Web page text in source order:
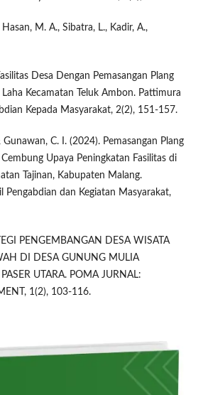
Hasan, M. A., Sibatra, L., Kadir, A.,
Desa Dengan Pemasangan Plang
Kecamatan Teluk Ambon. Pattimura
Kepada Masyarakat, 2(2), 151-157.
Gunawan, C. I. (2024). Pemasangan Plang
Upaya Peningkatan Fasilitas di
Tajinan, Kabupaten Malang.
Pengabdian dan Kegiatan Masyarakat,
PENGEMBANGAN DESA WISATA
DI DESA GUNUNG MULIA
UTARA. POMA JURNAL:
1(2), 103-116.